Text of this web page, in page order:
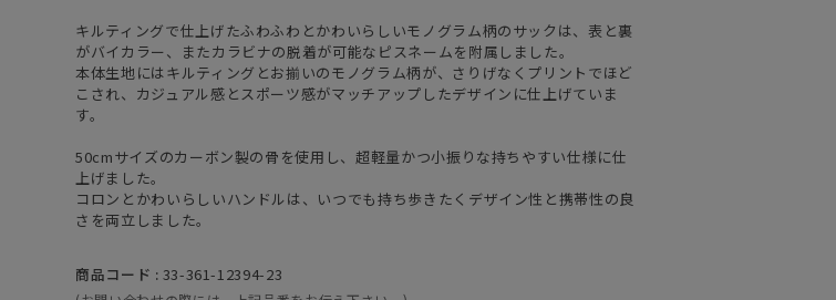
キルティングで仕上げたふわふわとかわいらしいモノグラム柄のサックは、表と裏
がバイカラー、またカラビナの脱着が可能なピスネームを附属しました。
本体生地にはキルティングとお揃いのモノグラム柄が、さりげなくプリントでほど
こされ、カジュアル感とスポーツ感がマッチアップしたデザインに仕上げていま
す。
50cmサイズのカーボン製の骨を使用し、超軽量かつ小振りな持ちやすい仕様に仕
上げました。
コロンとかわいらしいハンドルは、いつでも持ち歩きたくデザイン性と携帯性の良
さを両立しました。
商品コード : 33-361-12394-23